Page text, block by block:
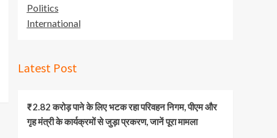
Politics
International
Latest Post
₹2.82 करोड़ पाने के लिए भटक रहा परिवहन निगम, पीएम और
गृह मंत्री के कार्यक्रमों से जुड़ा प्रकरण, जानें पूरा मामला